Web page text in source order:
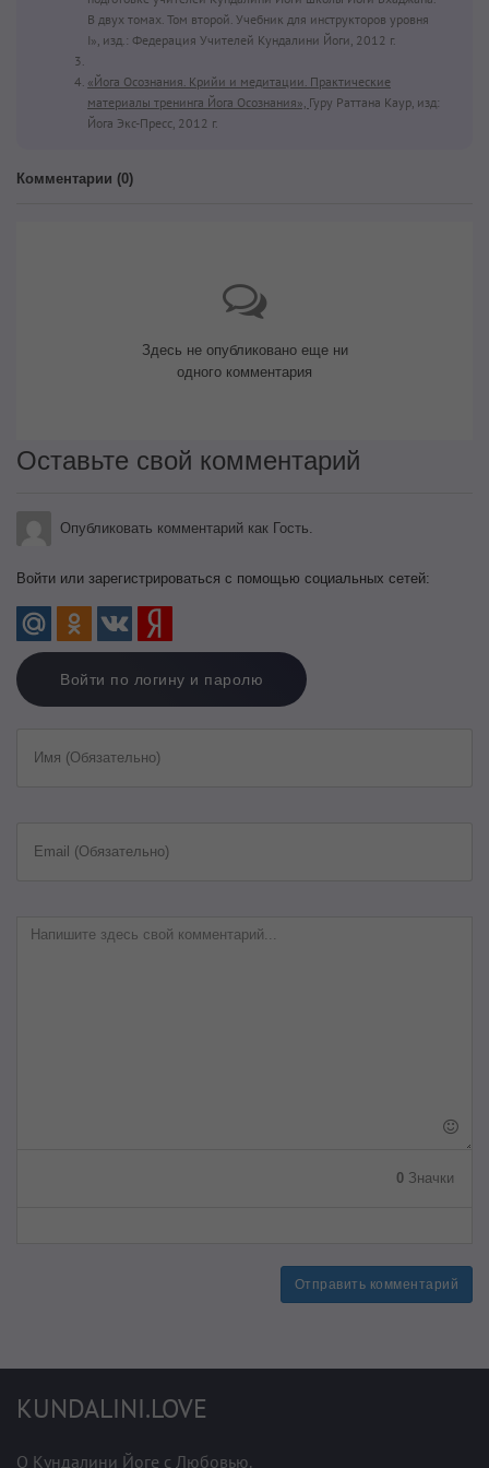
В двух томах. Том второй. Учебник для инструкторов уровня
I», изд.: Федерация Учителей Кундалини Йоги, 2012 г.
«Йога Осознания. Крийи и медитации. Практические
материалы тренинга Йога Осознания», Гуру Раттана Каур, изд:
Йога Экс-Пресс, 2012 г.
Комментарии (0)
Здесь не опубликовано еще ни
одного комментария
Оставьте свой комментарий
Опубликовать комментарий как Гость.
Войти или зарегистрироваться с помощью социальных сетей:
Войти по логину и паролю
Имя (Обязательно)
Email (Обязательно)
0 Значки
Отправить комментарий
KUNDALINI.LOVE
О Кундалини Йоге с Любовью.